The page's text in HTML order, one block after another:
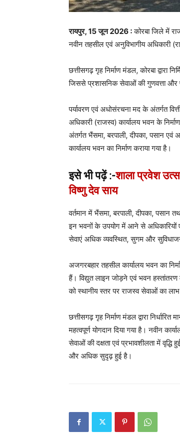
रायपुर, 15 जून 2026 :कोरबा जिले में
नवीन तहसील एवं अनुविभागीय अधिकारी
छत्तीसगढ़ गृह निर्माण मंडल, कोरबा द्वारा
जिससे प्रशासनिक सेवाओं की गुणवत्ता
पर्यावरण एवं अधोसंरचना मद के अंतर्गत
अधिकारी (राजस्व) कार्यालय भवन के
अंतर्गत भैंसमा, बरपाली, दीपका, पसान एवं
कार्यालय भवन का निर्माण कराया गया है।
इसे भी पढ़ें :-शाला प्रवेश
विष्णु देव साय
वर्तमान में भैंसमा, बरपाली, दीपका, पसान
इन भवनों के उपयोग में आने से अधिकारियों
सेवाएं अधिक व्यवस्थित, सुगम और
अजगरबहार तहसील कार्यालय भवन का
हैं। विद्युत लाइन जोड़ने एवं भवन हस्तांतरण
को स्थानीय स्तर पर राजस्व सेवाओं का
छत्तीसगढ़ गृह निर्माण मंडल द्वारा
महत्वपूर्ण योगदान दिया गया है। नवीन
सेवाओं की दक्षता एवं प्रभावशीलता में
और अधिक सुदृढ़ हुई है।